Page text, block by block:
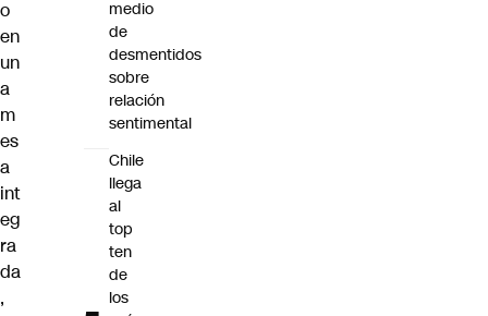
o
en
un
a
m
es
a
int
eg
ra
da
,
medio
de
desmentidos
sobre
relación
sentimental
Chile
llega
al
top
ten
de
los